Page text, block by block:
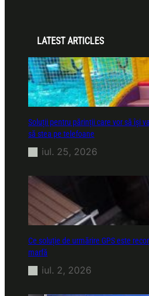
LATEST ARTICLES
Soluții pentru părinții care vor să își
să stea pe telefoane
iul. 25, 2026
Ce soluție de urmărire GPS este
marfă
iul. 2, 2026